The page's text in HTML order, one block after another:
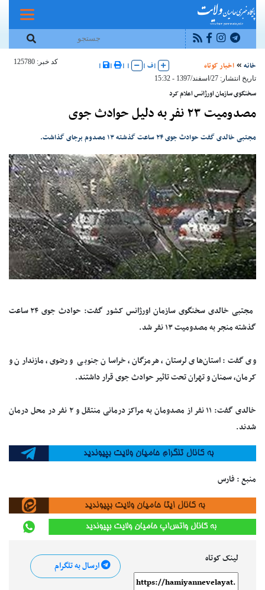
خانه اخبار کوتاه |ف |
|
|
|
|
کد خبر: 125780
تاریخ انتشار: 27/اسفند/1397 - 15:32
سخنگوی سازمان اورژانس اعلام کرد
مصدومیت ۲۳ نفر به دلیل حوادث جوی
مجتبی خالدی گفت حوادث جوی ۲۴ ساعت گذشته ۱۳ مصدوم برجای گذاشت.
مجتبی خالدی سخنگوی سازمان اورژانس کشور گفت: حوادث جوی ۲۴ ساعت
گذشته منجر به مصدومیت ۱۳ نفر شد.
وی گفت: استان‌های لرستان، هرمزگان، خراسان جنوبی و رضوی، مازندارن و
کرمان، سمنان و تهران تحت تاثیر حوادث جوی قرار داشتند.
خالدی گفت: ۱۱ نفر از مصدومان به مراکز درمانی منتقل و ۲ نفر در محل درمان
شدند.
منبع : فارس
لینک کوتاه
ارسال به تلگرام